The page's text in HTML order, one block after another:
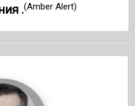
.(Amber Alert)